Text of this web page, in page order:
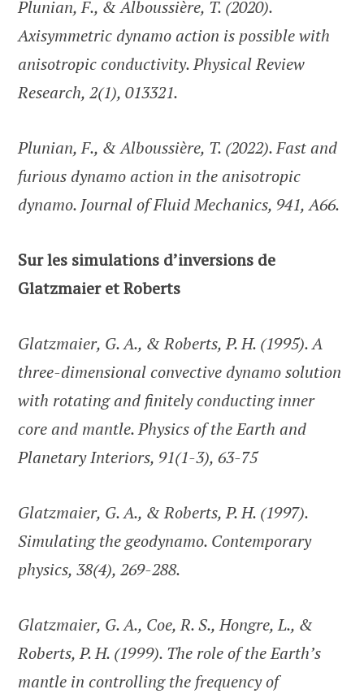
Plunian, F., & Alboussière, T. (2020).
Axisymmetric dynamo action is possible with
anisotropic conductivity. Physical Review
Research, 2(1), 013321.
Plunian, F., & Alboussière, T. (2022). Fast and
furious dynamo action in the anisotropic
dynamo. Journal of Fluid Mechanics, 941, A66.
Sur les simulations d’inversions de
Glatzmaier et Roberts
Glatzmaier, G. A., & Roberts, P. H. (1995). A
three-dimensional convective dynamo solution
with rotating and finitely conducting inner
core and mantle. Physics of the Earth and
Planetary Interiors, 91(1-3), 63-75
Glatzmaier, G. A., & Roberts, P. H. (1997).
Simulating the geodynamo. Contemporary
physics, 38(4), 269-288.
Glatzmaier, G. A., Coe, R. S., Hongre, L., &
Roberts, P. H. (1999). The role of the Earth’s
mantle in controlling the frequency of